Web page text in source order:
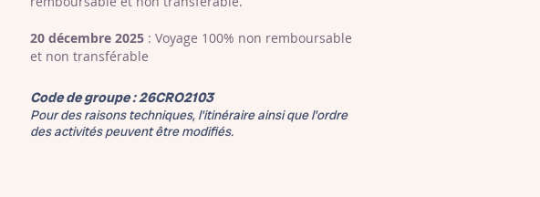
20 décembre 2025 : Voyage 100% non remboursable
et non transférable
​​Code de groupe: 26CRO2103
Pour des raisons techniques, l'itinéraire ainsi que l'ordre
des activités peuvent être modifiés.